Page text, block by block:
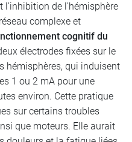
l'inhibition de l'hémisphère
complexe et
cognitif du
électrodes fixées sur le
hémisphères, qui induisent
1 ou 2 mA pour une
environ. Cette pratique
sur certains troubles
que moteurs. Elle aurait